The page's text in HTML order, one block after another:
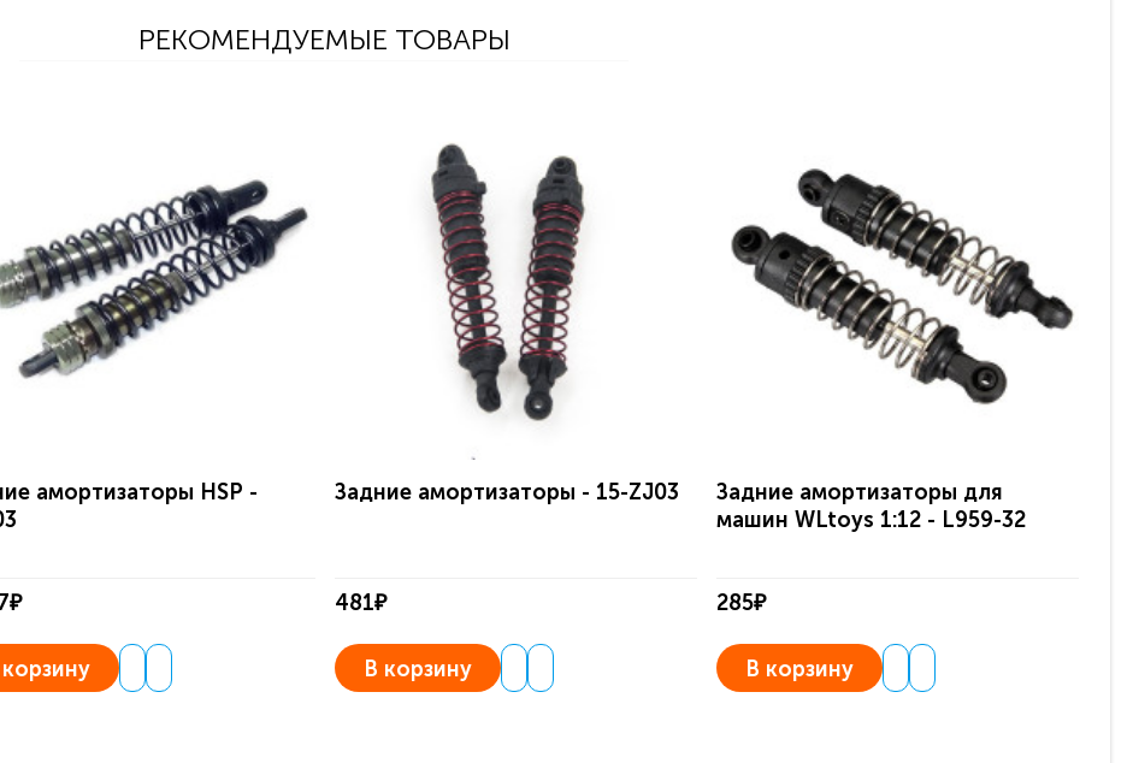
РЕКОМЕНДУЕМЫЕ ТОВАРЫ
амортизаторы HSP -
корзину
Задние амортизаторы - 15-ZJ03
481₽
В корзину
Задние амортизаторы для
машин WLtoys 1:12 - L959-32
285₽
В корзину